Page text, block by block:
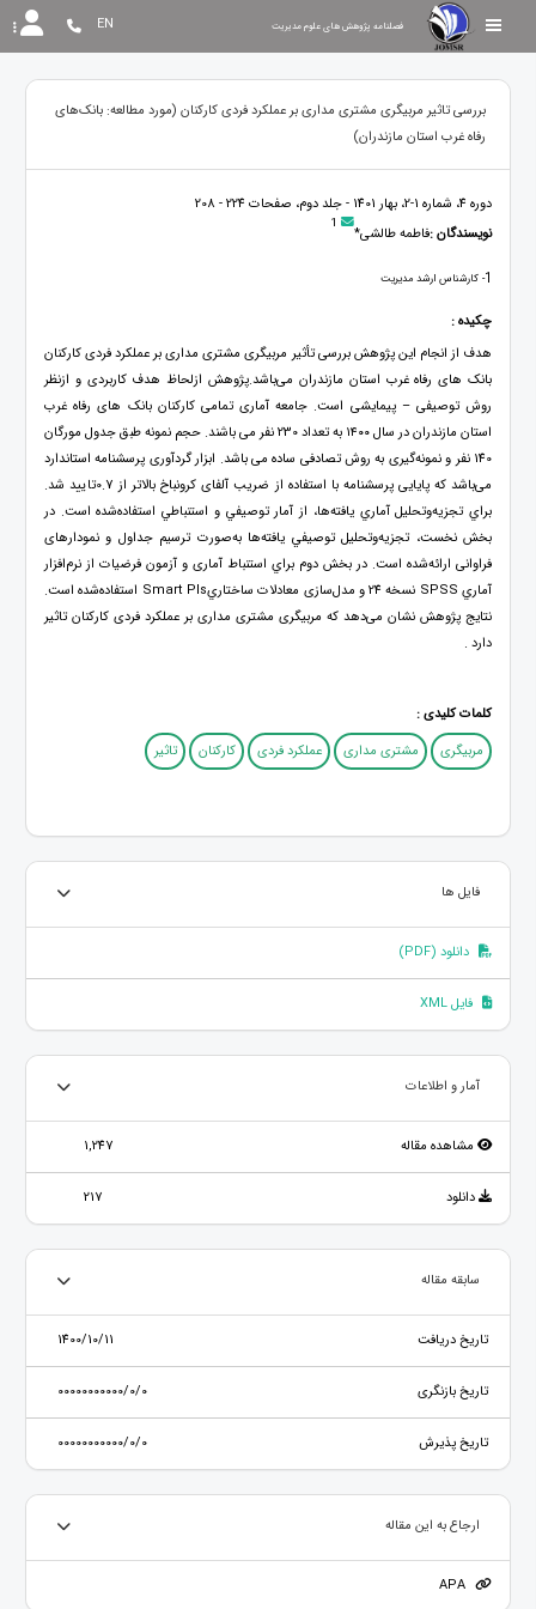
فصلنامه پژوهش های علوم مدیریت EN
بررسی تاثیر مربیگری مشتری مداری بر عملکرد فردی کارکنان (مورد مطالعه: بانک‌های
رفاه غرب استان مازندران)
دوره 4، شماره 1-2، بهار 1401 - جلد دوم، صفحات 224 - 208
نویسندگان :فاطمه طالشی* 1
1- کارشناس ارشد مدیریت
چکیده :
هدف از انجام این پژوهش بررسی تأثیر مربیگری مشتری مداری بر عملکرد فردی کارکنان
بانک های رفاه غرب استان مازندران می‌باشد.پژوهش ازلحاظ هدف کاربردی و ازنظر
روش توصیفی – پیمایشی است. جامعه آماری تمامی کارکنان بانک های رفاه غرب
استان مازندران در سال ۱۴۰۰ به تعداد 230 نفر می باشند. حجم نمونه طبق جدول مورگان
140 نفر و نمونه‌گیری به روش تصادفی ساده می باشد. ابزار گردآوری پرسشنامه استاندارد
می‌باشد که پایایی پرسشنامه با استفاده از ضریب آلفای کرونباخ بالاتر از 0.7تایید شد.
براي تجزیه‌وتحلیل آماري یافته‌ها، از آمار توصيفي و استنباطي استفاده‌شده است. در
بخش نخست، تجزیه‌وتحلیل توصيفي یافته‌ها به‌صورت ترسيم جداول و نمودارهای
فراوانی ارائه‌شده است. در بخش دوم براي استنباط آماری و آزمون فرضیات از نرم‌افزار
آماري SPSS نسخه 24 و مدل‌سازی معادلات ساختاريSmart Pls‌ استفاده‌شده است.
نتایج پژوهش نشان می‌دهد که مربیگری مشتری مداری بر عملکرد فردی کارکنان تاثیر
دارد .
کلمات کلیدی :
مربیگری
مشتری مداری عملکرد فردی کارکنان تاثیر
فایل ها
دانلود (PDF)
فایل XML
آمار و اطلاعات
مشاهده مقاله 1,247
دانلود 217
سابقه مقاله
تاریخ دریافت 1400/10/11
تاریخ بازنگری 00000000000/0/0
تاریخ پذیرش 00000000000/0/0
ارجاع به این مقاله
APA